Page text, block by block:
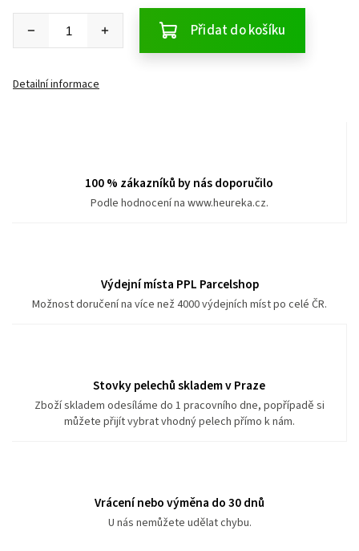
Přidat do košíku
Detailní informace
100 % zákazníků by nás doporučilo
Podle hodnocení na www.heureka.cz.
Výdejní místa PPL Parcelshop
Možnost doručení na více než 4000 výdejních míst po celé ČR.
Stovky pelechů skladem v Praze
Zboží skladem odesíláme do 1 pracovního dne, popřípadě si
můžete přijít vybrat vhodný pelech přímo k nám.
Vrácení nebo výměna do 30 dnů
U nás nemůžete udělat chybu.